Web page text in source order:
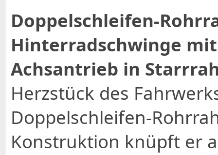
Doppelschleifen-
Hinterradschwinge
Achsantrieb in
Herzstück des
Doppelschleifen-
Konstruktion knüpft er